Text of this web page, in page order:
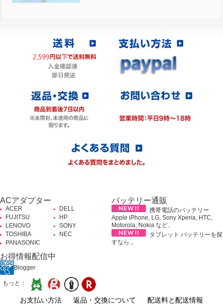
ACアダプター
ACER
DELL
FUJITSU
HP
LENOVO
SONY
TOSHIBA
NEC
PANASONIC
バッテリー通販
携帯電話のバッテリー
Apple iPhone, LG, Sony Xperia, HTC,
Motorola, Nokia など、
タブレット バッテリーを探
すなら 。
お得情報配信中
Blogger
もっと：
お支払い方法 返品・交換について 配送料と配送情報